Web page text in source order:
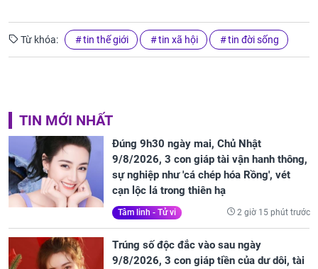
Từ khóa: tin thế giới tin xã hội tin đời sống
TIN MỚI NHẤT
Đúng 9h30 ngày mai, Chủ Nhật
9/8/2026, 3 con giáp tài vận hanh thông,
sự nghiệp như 'cá chép hóa Rồng', vét
cạn lộc lá trong thiên hạ
Tâm linh - Tử vi 2 giờ 15 phút trước
Trúng số độc đắc vào sau ngày
9/8/2026, 3 con giáp tiền của dư dôi, tài